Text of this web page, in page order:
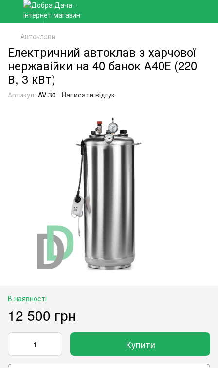
Автоклави
Електричний автоклав з харчової
нержавійки на 40 банок А40Е (220
В, 3 кВт)
Артикул: AV-30 Написати відгук
В наявності
12 500 грн
Купити